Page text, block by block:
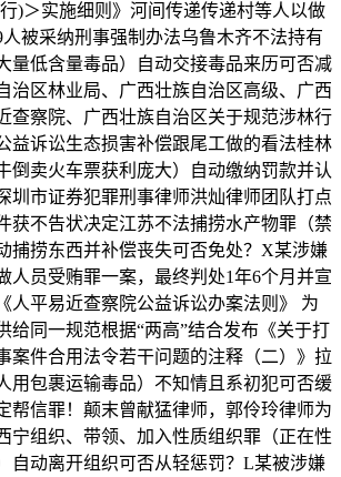
)＞实施细则》河间传递传递村等人以做
被采纳刑事强制办法乌鲁木齐不法持有
量低含量毒品）自动交接毒品来历可否减
治区林业局、广西壮族自治区高级、广西
查察院、广西壮族自治区关于规范涉林行
益诉讼生态损害补偿跟尾工做的看法桂林
倒卖火车票获利庞大）自动缴纳罚款并认
圳市证券犯罪刑事律师洪灿律师团队打点
获不告状决定江苏不法捕捞水产物罪（禁
捕捞东西并补偿丧失可否免处？X某涉嫌
人员受贿罪一案，最终判处1年6个月并宣
人平易近查察院公益诉讼办案法则》 为
给同一规范根据“两高”结合发布《关于打
案件合用法令若干问题的注释（二）》拉
用包裹运输毒品）不知情且系初犯可否缓
帮信罪！颠末曾献猛律师，郭伶玲律师为
宁组织、带领、加入性质组织罪（正在性
自动离开组织可否从轻惩罚？L某被涉嫌